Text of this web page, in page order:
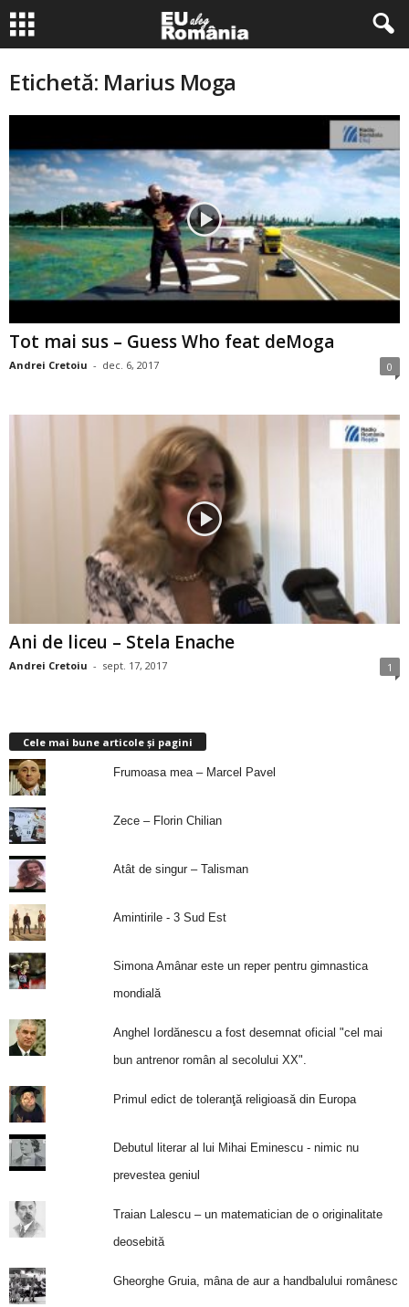
Etichetă: Marius Moga
Tot mai sus – Guess Who feat deMoga
Andrei Cretoiu - dec. 6, 2017 0
Ani de liceu – Stela Enache
Andrei Cretoiu - sept. 17, 2017 1
Cele mai bune articole și pagini
Frumoasa mea – Marcel Pavel
Zece – Florin Chilian
Atât de singur – Talisman
Amintirile - 3 Sud Est
Simona Amânar este un reper pentru gimnastica
mondială
Anghel Iordănescu a fost desemnat oficial "cel mai
bun antrenor român al secolului XX".
Primul edict de toleranţă religioasă din Europa
Debutul literar al lui Mihai Eminescu - nimic nu
prevestea geniul
Traian Lalescu – un matematician de o originalitate
deosebită
Gheorghe Gruia, mâna de aur a handbalului românesc